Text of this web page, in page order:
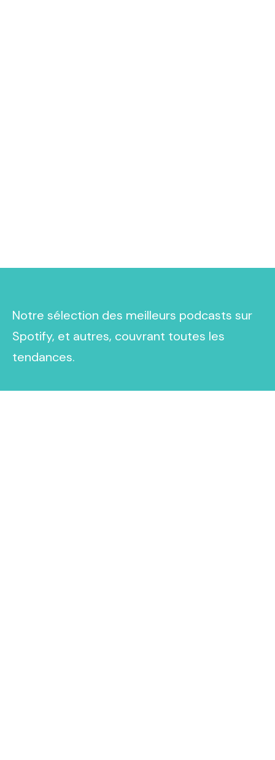
Notre sélection des meilleurs podcasts sur
Spotify, et autres, couvrant toutes les
tendances.